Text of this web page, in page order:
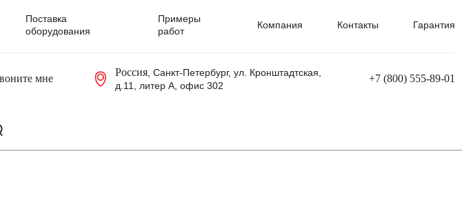
Поставка
оборудования
Примеры
работ
Компания Контакты Гарантия
мне
Россия, Санкт-Петербург, ул. Кронштадтская,
д.11, литер А, офис 302
+7 (800) 555-89-01